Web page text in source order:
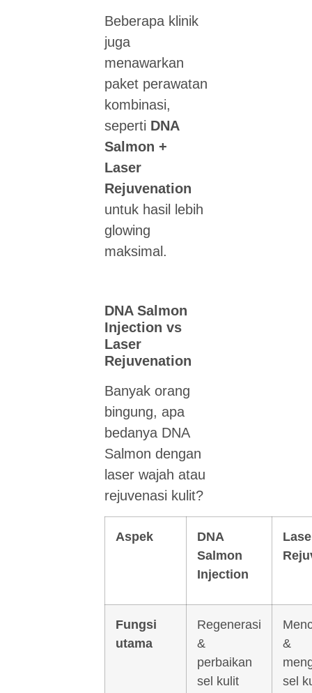
Beberapa klinik
juga
menawarkan
paket perawatan
kombinasi,
seperti DNA
Salmon +
Laser
Rejuvenation
untuk hasil lebih
glowing
maksimal.
DNA Salmon
Injection vs
Laser
Rejuvenation
Banyak orang
bingung, apa
bedanya DNA
Salmon dengan
laser wajah atau
rejuvenasi kulit?
Aspek
DNA
Salmon
Injection
Fungsi
utama
Regenerasi
&
perbaikan
sel kulit
&
sel